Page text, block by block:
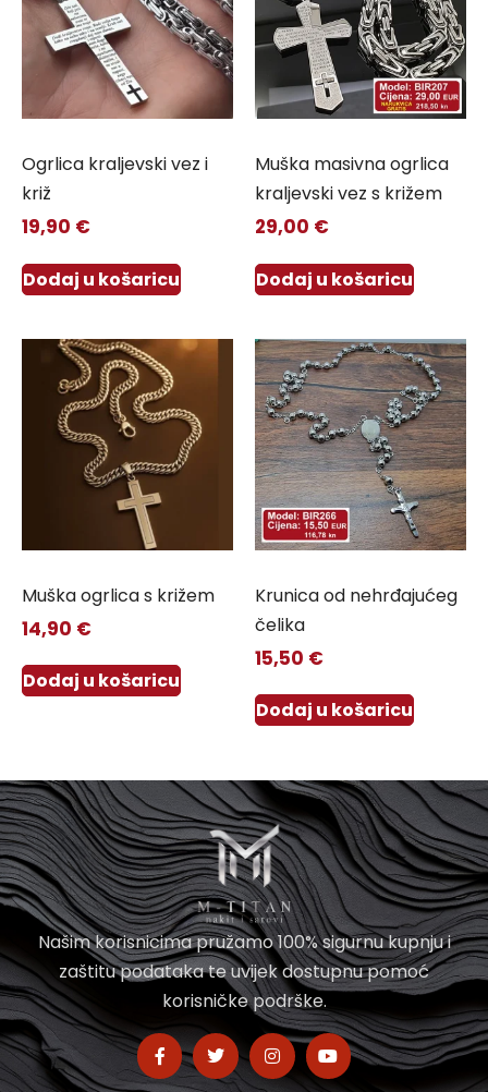
Ogrlica kraljevski vez i
križ
19,90 €
Dodaj u košaricu
Muška masivna ogrlica
kraljevski vez s križem
29,00 €
Dodaj u košaricu
Muška ogrlica s križem
14,90 €
Dodaj u košaricu
Krunica od nehrđajućeg
čelika
15,50 €
Dodaj u košaricu
Našim korisnicima pružamo 100% sigurnu kupnju i
zaštitu podataka te uvijek dostupnu pomoć
korisničke podrške.